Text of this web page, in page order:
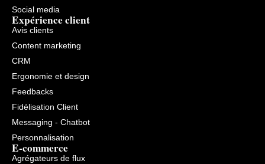
Social media
Expérience client
Avis clients
Content marketing
CRM
Ergonomie et design
Feedbacks
Fidélisation Client
Messaging - Chatbot
Personnalisation
E-commerce
Agrégateurs de flux